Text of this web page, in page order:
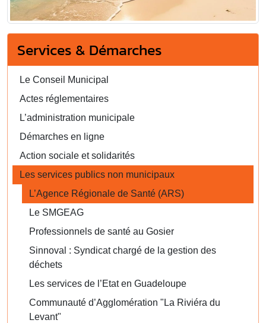
Services & Démarches
Le Conseil Municipal
Actes réglementaires
L’administration municipale
Démarches en ligne
Action sociale et solidarités
Les services publics non municipaux
L’Agence Régionale de Santé (ARS)
Le SMGEAG
Professionnels de santé au Gosier
Sinnoval : Syndicat chargé de la gestion des
déchets
Les services de l’Etat en Guadeloupe
Communauté d’Agglomération "La Riviéra du
Levant"